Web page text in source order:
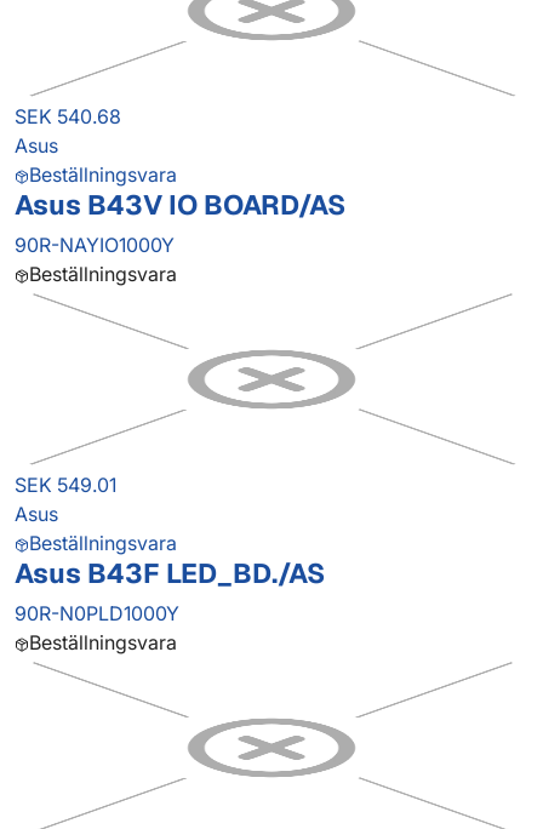
SEK 540.68
Asus
Beställningsvara
Asus B43V IO BOARD/AS
90R-NAYIO1000Y
Beställningsvara
SEK 549.01
Asus
Beställningsvara
Asus B43F LED_BD./AS
90R-N0PLD1000Y
Beställningsvara